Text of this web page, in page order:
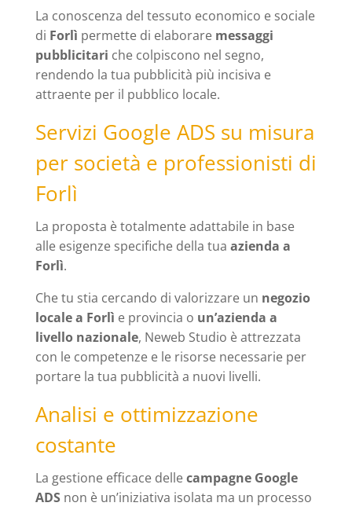
La conoscenza del tessuto economico e sociale
di Forlì permette di elaborare messaggi
pubblicitari che colpiscono nel segno,
rendendo la tua pubblicità più incisiva e
attraente per il pubblico locale.
Servizi Google ADS su misura
per società e professionisti di
Forlì
La proposta è totalmente adattabile in base
alle esigenze specifiche della tua azienda a
Forlì.
Che tu stia cercando di valorizzare un negozio
locale a Forlì e provincia o un’azienda a
livello nazionale, Neweb Studio è attrezzata
con le competenze e le risorse necessarie per
portare la tua pubblicità a nuovi livelli.
Analisi e ottimizzazione
costante
La gestione efficace dellecampagne Google
ADSnon è un’iniziativa isolata ma un processo